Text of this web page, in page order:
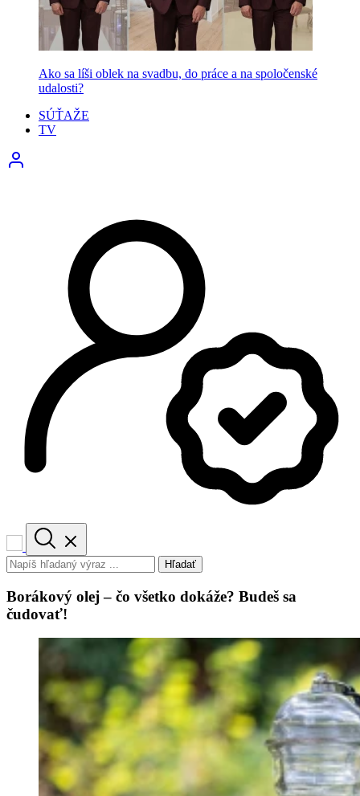
Ako sa líši oblek na svadbu, do práce a na spoločenské
udalosti?
SÚŤAŽE
TV
Hľadať
Borákový olej – čo všetko dokáže? Budeš sa
čudovať!